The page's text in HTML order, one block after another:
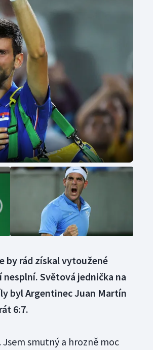
pětiboj
hry Vodní slalom
Ostatní
by rád získal vytoužené
Světová jednička na
byl Argentinec Juan Martín
6:7.
smutný a hrozně moc